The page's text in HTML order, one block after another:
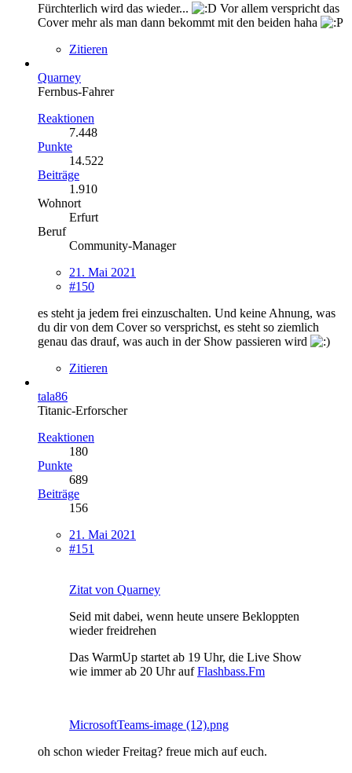
Fürchterlich wird das wieder...
Vor allem verspricht das
Cover mehr als man dann bekommt mit den beiden haha
Zitieren
Quarney
Fernbus-Fahrer
Reaktionen
7.448
Punkte
14.522
Beiträge
1.910
Wohnort
Erfurt
Beruf
Community-Manager
21. Mai 2021
#150
es steht ja jedem frei einzuschalten. Und keine Ahnung, was
du dir von dem Cover so versprichst, es steht so ziemlich
genau das drauf, was auch in der Show passieren wird
Zitieren
tala86
Titanic-Erforscher
Reaktionen
180
Punkte
689
Beiträge
156
21. Mai 2021
#151
Zitat von Quarney
Seid mit dabei, wenn heute unsere Bekloppten
wieder freidrehen
Das WarmUp startet ab 19 Uhr, die Live Show
wie immer ab 20 Uhr aufFlashbass.Fm
MicrosoftTeams-image (12).png
oh schon wieder Freitag? freue mich auf euch.